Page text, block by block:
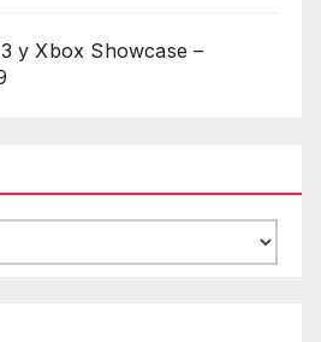
y Xbox Showcase –